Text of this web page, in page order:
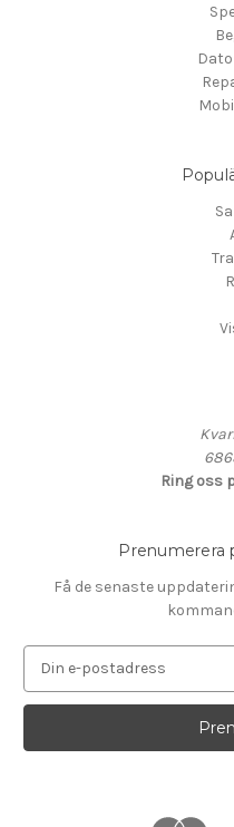
Ring oss
Prenumerera
Få de senaste
p
s